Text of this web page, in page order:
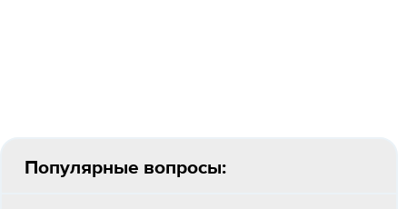
Популярные вопросы: